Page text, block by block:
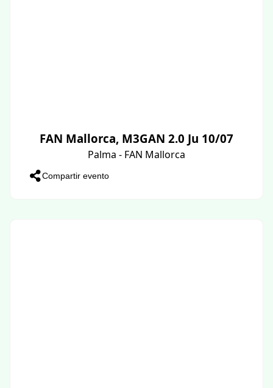
FAN Mallorca, M3GAN 2.0 Ju 10/07
Palma - FAN Mallorca
Compartir evento